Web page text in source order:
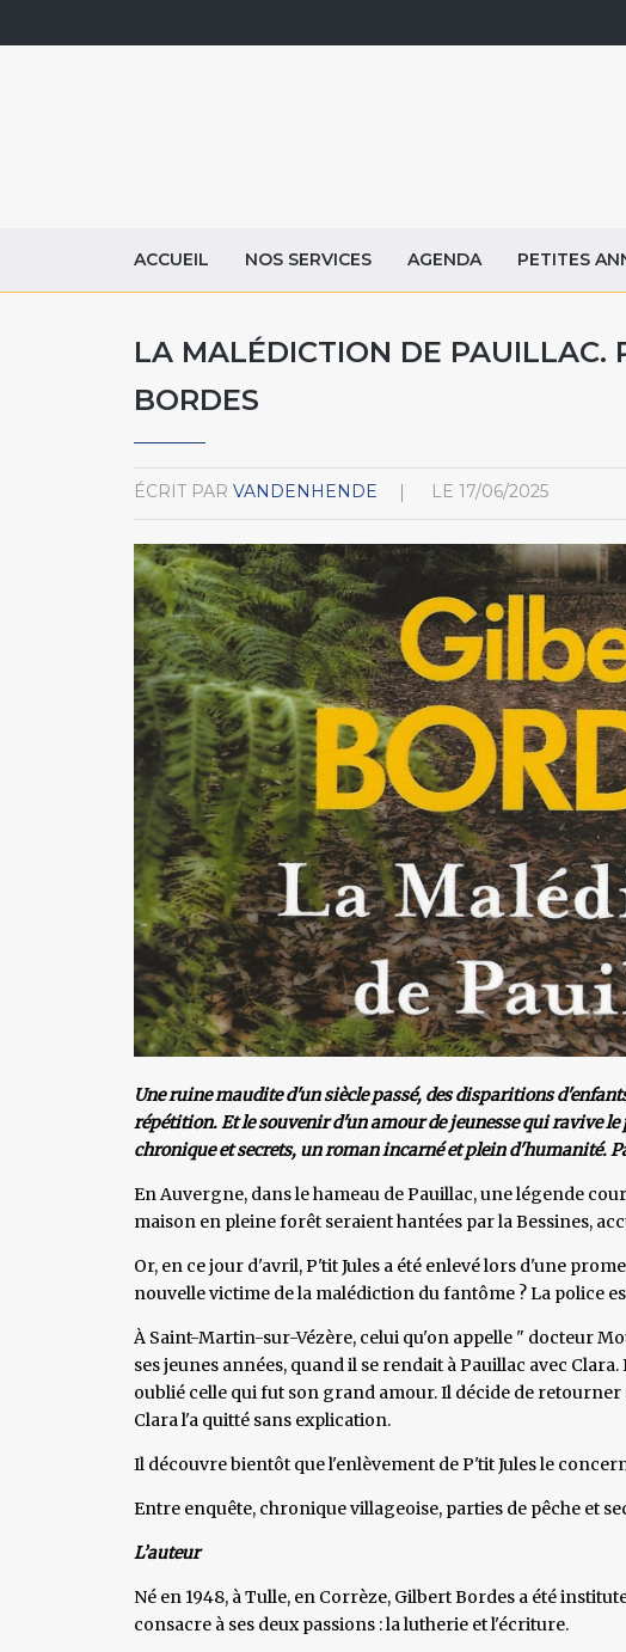
ACCUEIL NOS SERVICES AGENDA PETITES
LA MALÉDICTION DE PAUILLAC.
BORDES
ÉCRIT PAR VANDENHENDE LE 17/06/2025
Une ruine maudite d'un siècle passé, des disparitions
répétition. Et le souvenir d'un amour de jeunesse qui ravive le
chronique et secrets, un roman incarné et plein d'humanité.
En Auvergne, dans le hameau de Pauillac, une légende
maison en pleine forêt seraient hantées par la Bessines,
Or, en ce jour d'avril, P'tit Jules a été enlevé lors d'une
nouvelle victime de la malédiction du fantôme ? La police
À Saint-Martin-sur-Vézère, celui qu'on appelle " docteur
ses jeunes années, quand il se rendait à Pauillac avec
oublié celle qui fut son grand amour. Il décide de
Clara l'a quitté sans explication.
Il découvre bientôt que l'enlèvement de P'tit Jules le
Entre enquête, chronique villageoise, parties de pêche et
L’auteur
Né en 1948, à Tulle, en Corrèze, Gilbert Bordes a été
consacre à ses deux passions : la lutherie et l'écriture.